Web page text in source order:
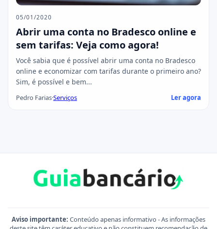
05/01/2020
Abrir uma conta no Bradesco online e
sem tarifas: Veja como agora!
Você sabia que é possível abrir uma conta no Bradesco
online e economizar com tarifas durante o primeiro ano?
Sim, é possível e bem...
Pedro Farias·Serviços Ler agora
Aviso importante: Conteúdo apenas informativo - As informações